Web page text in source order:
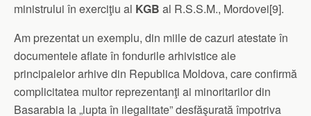
ministrului în exerciţiu al KGB al R.S.S.M., Mordovei[9].
Am prezentat un exemplu, din miile de cazuri atestate în
documentele aflate în fondurile arhivistice ale
principalelor arhive din Republica Moldova, care confirmă
complicitatea multor reprezentanţi ai minoritarilor din
Basarabia la „lupta în ilegalitate” desfăşurată împotriva